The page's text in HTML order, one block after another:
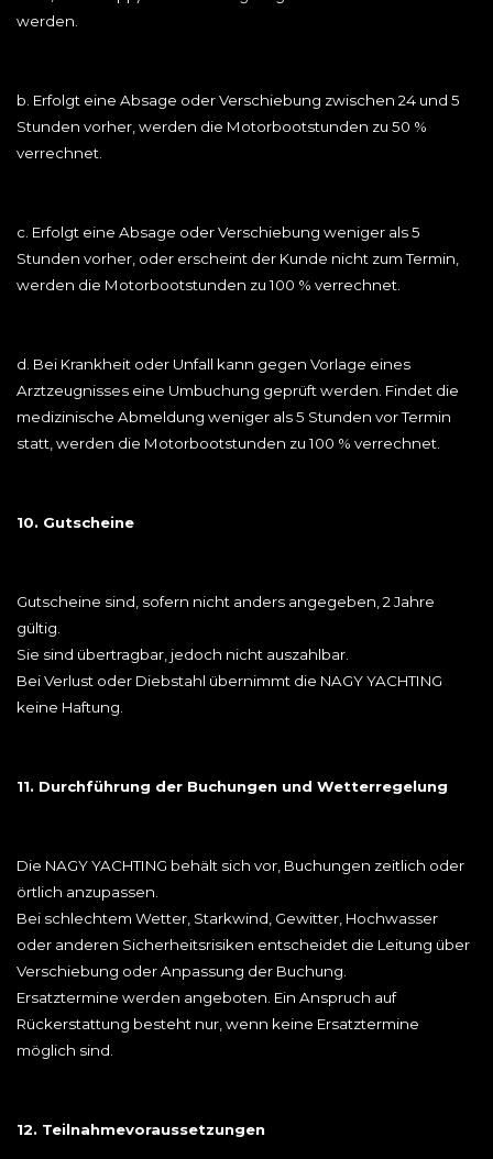
werden.
b. Erfolgt eine Absage oder Verschiebung zwischen 24 und 5
Stunden vorher, werden die Motorbootstunden zu 50 %
verrechnet.
c. Erfolgt eine Absage oder Verschiebung weniger als 5
Stunden vorher, oder erscheint der Kunde nicht zum Termin,
werden die Motorbootstunden zu 100 % verrechnet.
d. Bei Krankheit oder Unfall kann gegen Vorlage eines
Arztzeugnisses eine Umbuchung geprüft werden. Findet die
medizinische Abmeldung weniger als 5 Stunden vor Termin
statt, werden die Motorbootstunden zu 100 % verrechnet.
10. Gutscheine
Gutscheine sind, sofern nicht anders angegeben, 2 Jahre
gültig.
Sie sind übertragbar, jedoch nicht auszahlbar.
Bei Verlust oder Diebstahl übernimmt die NAGY YACHTING
keine Haftung.
11. Durchführung der Buchungen und Wetterregelung
Die NAGY YACHTING behält sich vor, Buchungen zeitlich oder
örtlich anzupassen.
Bei schlechtem Wetter, Starkwind, Gewitter, Hochwasser
oder anderen Sicherheitsrisiken entscheidet die Leitung über
Verschiebung oder Anpassung der Buchung.
Ersatztermine werden angeboten. Ein Anspruch auf
Rückerstattung besteht nur, wenn keine Ersatztermine
möglich sind.
12. Teilnahmevoraussetzungen